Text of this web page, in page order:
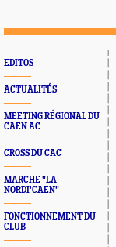
EDITOS
ACTUALITÉS
MEETING RÉGIONAL DU
CAEN AC
CROSS DU CAC
MARCHE "LA
NORDI'CAEN"
FONCTIONNEMENT DU
CLUB